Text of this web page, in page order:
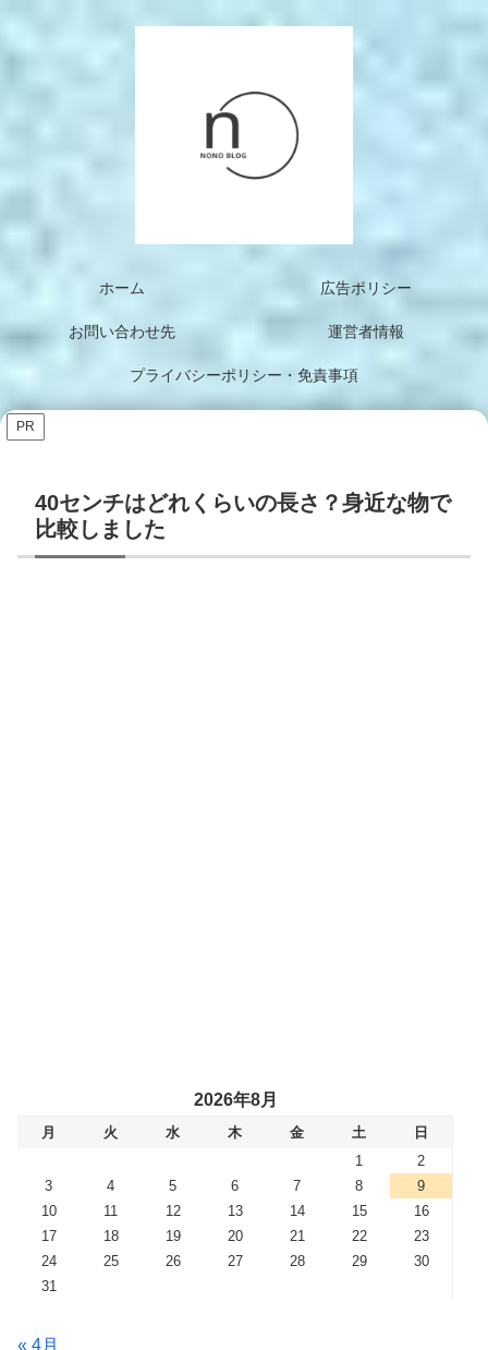
ホーム 広告ポリシー
お問い合わせ先 運営者情報
プライバシーポリシー・免責事項
PR
40センチはどれくらいの長さ？身近な物で
比較しました
2026年8月
月 火 水 木 金 土
日
1
2
3
4 5 6 7 8
9
10
11 12 13 14 15
16
17
18 19 20 21 22
23
24
25 26 27 28 29
30
31
« 4月